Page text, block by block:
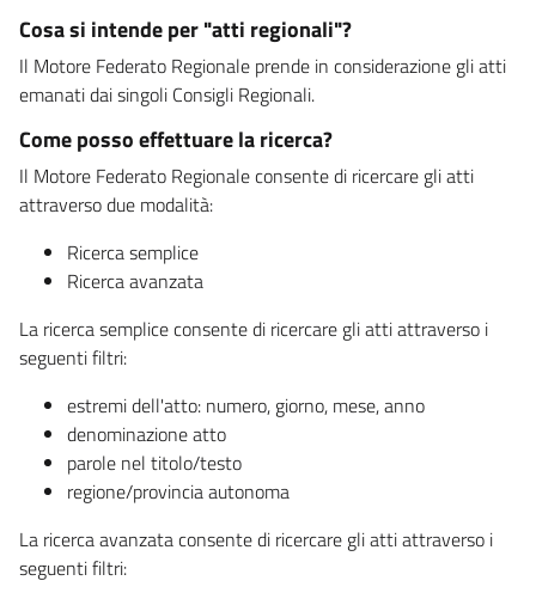
Cosa si intende per "atti regionali"?
Il Motore Federato Regionale prende in considerazione gli atti
emanati dai singoli Consigli Regionali.
Come posso effettuare la ricerca?
Il Motore Federato Regionale consente di ricercare gli atti
attraverso due modalità:
Ricerca semplice
Ricerca avanzata
La ricerca semplice consente di ricercare gli atti attraverso i
seguenti filtri:
estremi dell'atto: numero, giorno, mese, anno
denominazione atto
parole nel titolo/testo
regione/provincia autonoma
La ricerca avanzata consente di ricercare gli atti attraverso i
seguenti filtri: